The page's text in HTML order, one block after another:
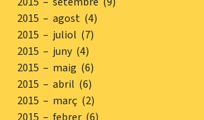
2015 – agost (4)
2015 – juliol (7)
2015 – juny (4)
2015 – maig (6)
2015 – abril (6)
2015 – març (2)